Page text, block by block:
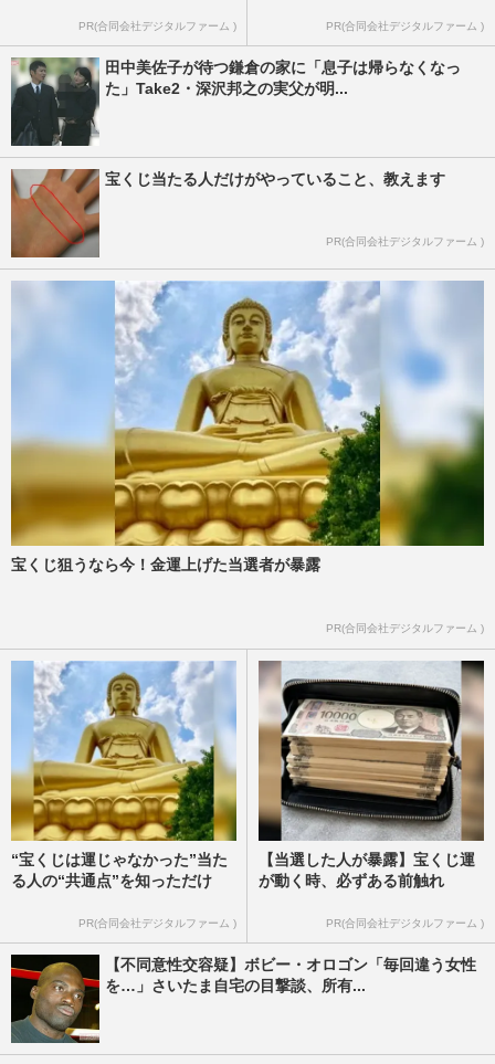
PR(合同会社デジタルファーム ) PR(合同会社デジタルファーム )
田中美佐子が待つ鎌倉の家に「息子は帰らなくなっ
た」Take2・深沢邦之の実父が明...
宝くじ当たる人だけがやっていること、教えます
PR(合同会社デジタルファーム )
宝くじ狙うなら今！金運上げた当選者が暴露
PR(合同会社デジタルファーム )
“宝くじは運じゃなかった”当た
る人の“共通点”を知っただけ
PR(合同会社デジタルファーム )
【当選した人が暴露】宝くじ運
が動く時、必ずある前触れ
PR(合同会社デジタルファーム )
【不同意性交容疑】ボビー・オロゴン「毎回違う女性
を…」さいたま自宅の目撃談、所有...